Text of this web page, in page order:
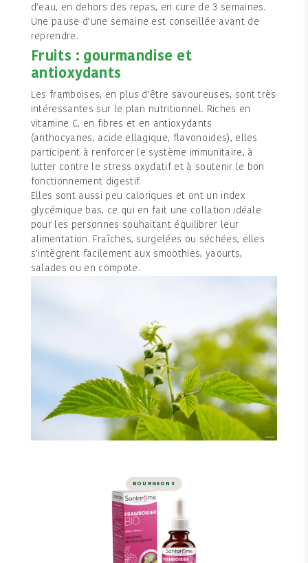
d’eau, en dehors des repas, en cure de 3 semaines.
Une pause d’une semaine est conseillée avant de
reprendre.
Fruits : gourmandise et
antioxydants
Les framboises, en plus d’être savoureuses, sont très
intéressantes sur le plan nutritionnel. Riches en
vitamine C, en fibres et en antioxydants
(anthocyanes, acide ellagique, flavonoïdes), elles
participent à renforcer le système immunitaire, à
lutter contre le stress oxydatif et à soutenir le bon
fonctionnement digestif.
Elles sont aussi peu caloriques et ont un index
glycémique bas, ce qui en fait une collation idéale
pour les personnes souhaitant équilibrer leur
alimentation. Fraîches, surgelées ou séchées, elles
s’intègrent facilement aux smoothies, yaourts,
salades ou en compote.
BOURGEONS
BOURGEONS
Macérat de Bourgeons -
Framboisier Bio
FRAMBOISIER BIO est le bourgeon de la femme.